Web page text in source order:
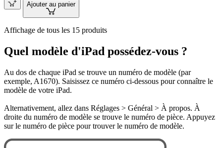
Ajouter au panier
Affichage de tous les 15 produits
Quel modèle d'iPad possédez-vous ?
Au dos de chaque iPad se trouve un numéro de modèle (par
exemple, A1670). Saisissez ce numéro ci-dessous pour connaître le
modèle de votre iPad.
Alternativement, allez dans Réglages > Général > À propos. À
droite du numéro de modèle se trouve le numéro de pièce. Appuyez
sur le numéro de pièce pour trouver le numéro de modèle.